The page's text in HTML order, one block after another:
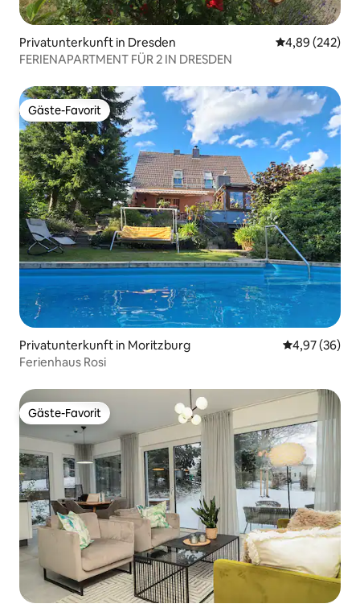
Privatunterkunft in Dresden
4,89 (242)
FERIENAPARTMENT FÜR 2 IN DRESDEN
Gäste-Favorit
Gäste-Favorit
Privatunterkunft in Moritzburg
4,97 (36)
Ferienhaus Rosi
Gäste-Favorit
Gäste-Favorit